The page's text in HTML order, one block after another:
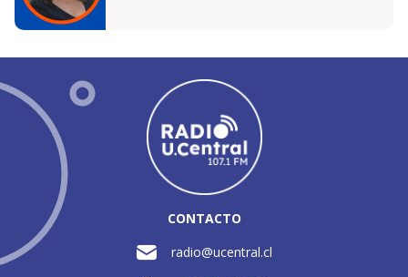
CONTACTO
radio@ucentral.cl